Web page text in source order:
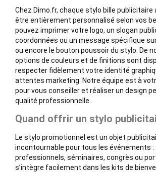
Chez Dimo.fr, chaque stylo bille publicitaire
être entièrement personnalisé selon vos
pouvez imprimer votre logo, un slogan
coordonnées ou un message spécifique
ou encore le bouton poussoir du stylo. De
options de couleurs et de finitions sont
respecter fidèlement votre identité
attentes marketing. Notre équipe est à
pour vous conseiller et réaliser un design
qualité professionnelle.
Quand offrir un stylo
Le stylo promotionnel est un objet
incontournable pour tous les événements :
professionnels, séminaires, congrès ou
s’intègre facilement dans les kits de